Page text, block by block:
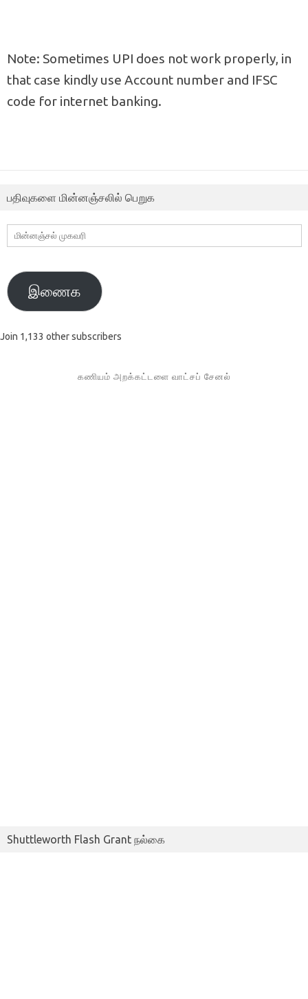
Note: Sometimes UPI does not work properly, in
that case kindly use Account number and IFSC
code for internet banking.
பதிவுகளை மின்னஞ்சலில் பெறுக
மின்னஞ்சல்
முகவரி
இணைக
Join 1,133 other subscribers
கணியம் அறக்கட்டளை வாட்சப் சேனல்
Shuttleworth Flash Grant நல்கை